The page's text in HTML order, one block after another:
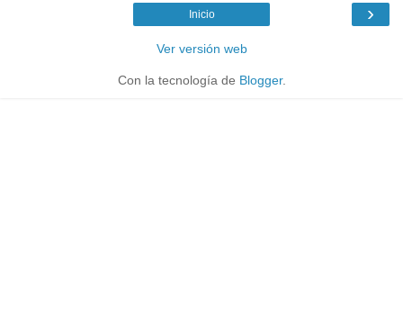
›
Inicio
Ver versión web
Con la tecnología de Blogger.